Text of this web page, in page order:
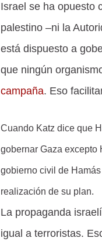
Israel se ha opuesto
palestino –ni la
está dispuesto a
que ningún
campaña. Eso
Cuando Katz dice que
gobernar Gaza excepto
gobierno civil de
realización de su plan.
La propaganda
igual a terroristas.